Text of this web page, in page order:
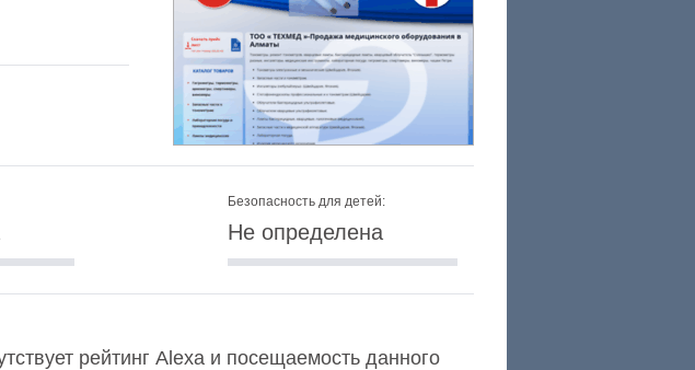
Безопасность для детей:
Не определена
рейтинг Alexa и посещаемость данного